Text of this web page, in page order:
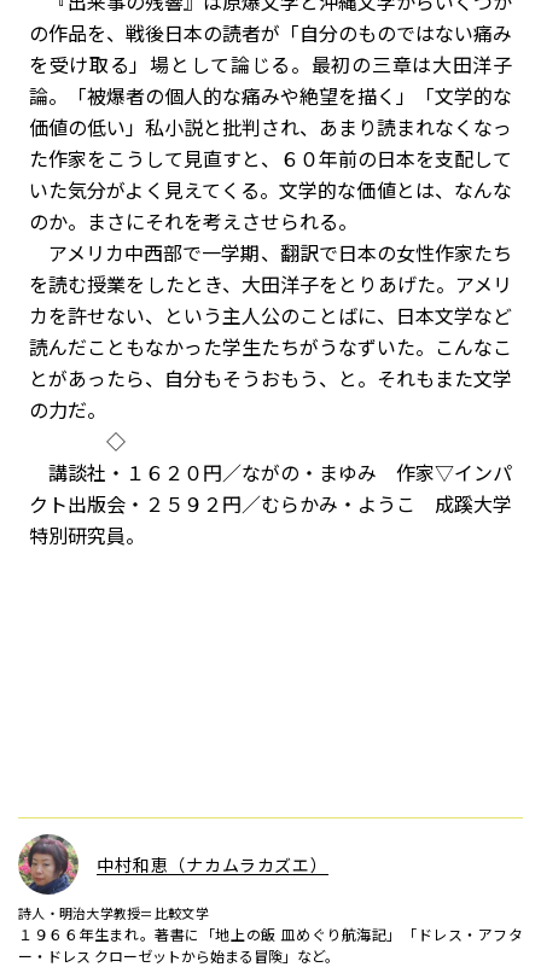
の作品を、戦後日本の読者が「自分のものではない痛み
を受け取る」場として論じる。最初の三章は大田洋子
論。「被爆者の個人的な痛みや絶望を描く」「文学的な
価値の低い」私小説と批判され、あまり読まれなくなっ
た作家をこうして見直すと、６０年前の日本を支配して
いた気分がよく見えてくる。文学的な価値とは、なんな
のか。まさにそれを考えさせられる。
アメリカ中西部で一学期、翻訳で日本の女性作家たち
を読む授業をしたとき、大田洋子をとりあげた。アメリ
カを許せない、という主人公のことばに、日本文学など
読んだこともなかった学生たちがうなずいた。こんなこ
とがあったら、自分もそうおもう、と。それもまた文学
の力だ。
◇
講談社・１６２０円／ながの・まゆみ 作家▽インパ
クト出版会・２５９２円／むらかみ・ようこ 成蹊大学
特別研究員。
中村和恵（ナカムラカズエ）
詩人・明治大学教授＝比較文学
１９６６年生まれ。著書に「地上の飯 皿めぐり航海記」「ドレス・アフタ
ー・ドレス クローゼットから始まる冒険」など。